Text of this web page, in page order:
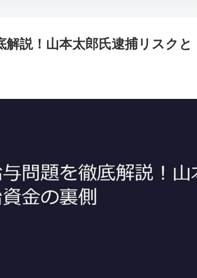
説！山本太郎氏逮捕リスクと